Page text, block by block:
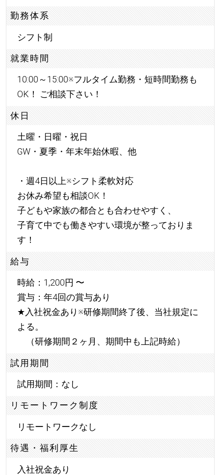
勤務体系
シフト制
就業時間
10:00～15:00※フルタイム勤務・短時間勤務も
OK！ ご相談下さい！
休日
土曜・日曜・祝日
GW・夏季・年末年始休暇、他
・週4日以上※シフト柔軟対応
お休み希望も相談OK！
子どもや家族の都合とも合わせやすく、
子育て中でも働きやすい環境が整っておりま
す！
給与
時給：1,200円 〜
賞与：年4回の賞与あり
★ 入社祝金あり※研修期間終了後、当社規定に
よる。
（研修期間２ヶ月、期間中も上記時給）
試用期間
試用期間：なし
リモートワーク制度
リモートワークなし
待遇・福利厚生
入社祝金あり